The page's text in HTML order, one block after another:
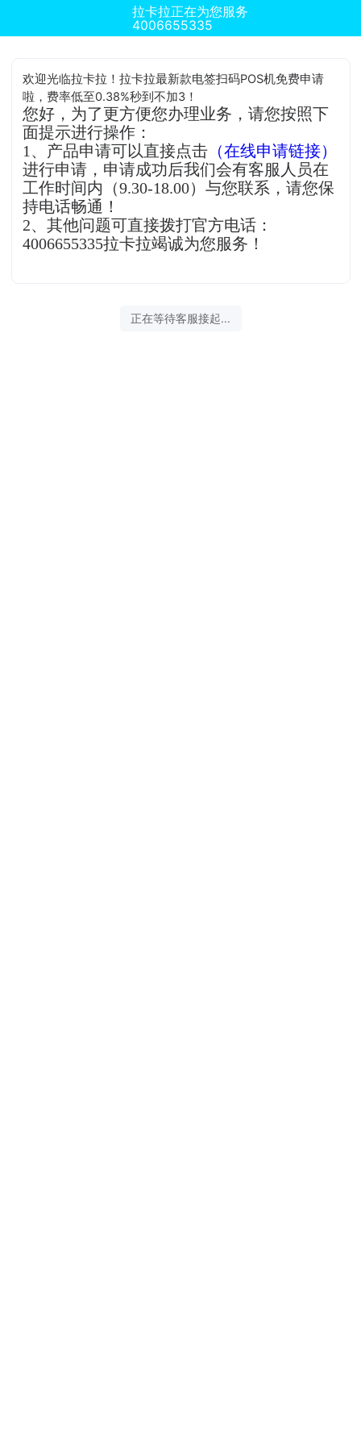
拉卡拉正在为您服务
4006655335
欢迎光临拉卡拉！拉卡拉最新款电签扫码POS机免费申请
啦，费率低至0.38%秒到不加3！
您好，为了更方便您办理业务，请您按照下
面提示进行操作：
1、产品申请可以直接点击 （在线申请链接）
进行申请，申请成功后我们会有客服人员在
工作时间内（9.30-18.00）与您联系，请您保
持电话畅通！
2、其他问题可直接拨打官方电话：
4006655335拉卡拉竭诚为您服务！
正在等待客服接起...